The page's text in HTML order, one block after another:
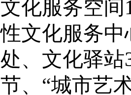
文化服务空间
性文化服务中
处、文化驿站
节、 “城市艺